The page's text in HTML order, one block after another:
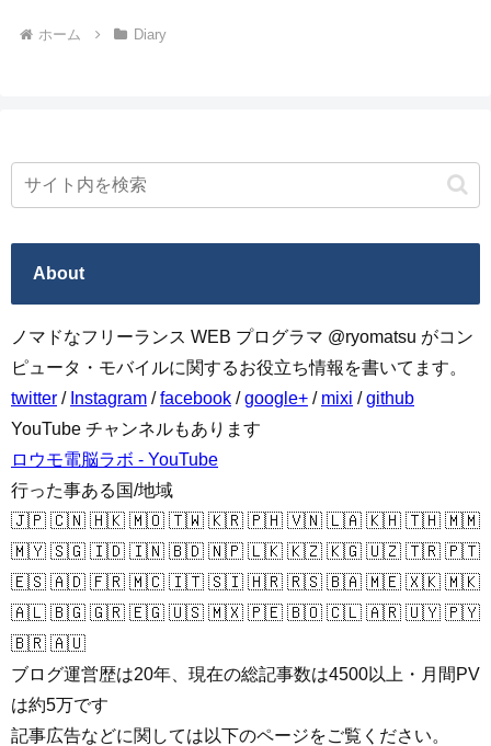
ホーム Diary
About
ノマドなフリーランス WEB プログラマ @ryomatsu がコン
ピュータ・モバイルに関するお役立ち情報を書いてます。
twitter / Instagram /facebook /google+ / mixi /github
YouTube チャンネルもあります
ロウモ電脳ラボ - YouTube
行った事ある国/地域
🇯🇵 🇨🇳 🇭🇰 🇲🇴 🇹🇼 🇰🇷 🇵🇭 🇻🇳 🇱🇦 🇰🇭 🇹🇭 🇲🇲
🇲🇾 🇸🇬 🇮🇩 🇮🇳 🇧🇩 🇳🇵 🇱🇰 🇰🇿 🇰🇬 🇺🇿 🇹🇷 🇵🇹
🇪🇸 🇦🇩 🇫🇷 🇲🇨 🇮🇹 🇸🇮 🇭🇷 🇷🇸 🇧🇦 🇲🇪 🇽🇰 🇲🇰
🇦🇱 🇧🇬 🇬🇷 🇪🇬 🇺🇸 🇲🇽 🇵🇪 🇧🇴 🇨🇱 🇦🇷 🇺🇾 🇵🇾
🇧🇷 🇦🇺
ブログ運営歴は20年、現在の総記事数は4500以上・月間PV
は約5万です
記事広告などに関しては以下のページをご覧ください。